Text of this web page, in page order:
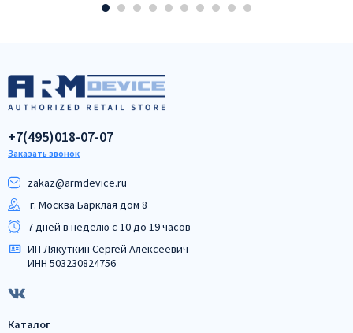
+7(495)018-07-07
Заказать звонок
zakaz@armdeviсe.ru
г. Москва Барклая дом 8
7 дней в неделю с 10 до 19 часов
ИП Лякуткин Сергей Алексеевич
ИНН 503230824756
Каталог